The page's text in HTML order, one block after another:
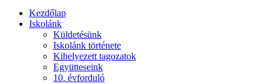
Kezdőlap
Iskolánk
Küldetésünk
Iskolánk története
Kihelyezett tagozatok
Együtteseink
10. évforduló